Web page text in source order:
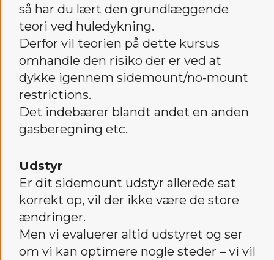
så har du lært den grundlæggende
teori ved huledykning.
Derfor vil teorien på dette kursus
omhandle den risiko der er ved at
dykke igennem sidemount/no-mount
restrictions.
Det indebærer blandt andet en anden
gasberegning etc.
Udstyr
Er dit sidemount udstyr allerede sat
korrekt op, vil der ikke være de store
ændringer.
Men vi evaluerer altid udstyret og ser
om vi kan optimere nogle steder – vi vil